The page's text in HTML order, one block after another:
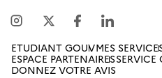
Marseille
Amiens
ETUDIANT GOUVMES
ESPACE PARTENAIRESSERVICE
DONNEZ VOTRE AVIS